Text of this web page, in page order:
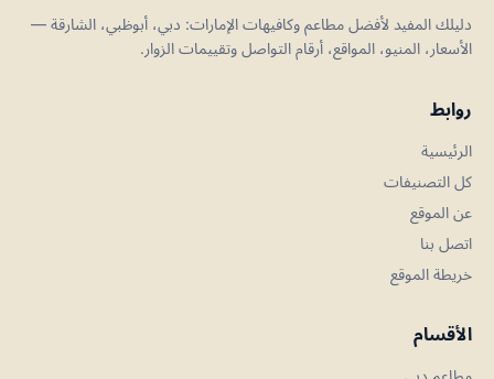
دليلك المفيد لأفضل مطاعم وكافيهات الإمارات: دبي، أبوظبي، الشارقة —
الأسعار، المنيو، المواقع، أرقام التواصل وتقييمات الزوار.
روابط
الرئيسية
كل التصنيفات
عن الموقع
اتصل بنا
خريطة الموقع
الأقسام